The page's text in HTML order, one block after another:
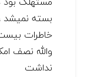
خاطرات
والله نصف
نداشت